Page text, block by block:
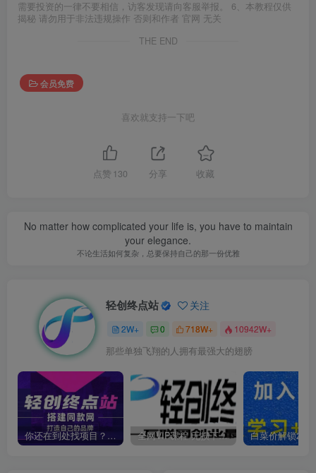
需要投资的一律不要相信，访客发现请向客服举报。 6、本教程仅供
揭秘 请勿用于非法违规操作 否则和作者 官网 无关
THE END
会员免费
喜欢就支持一下吧
点赞 130 分享 收藏
No matter how complicated your life is, you have to maintain
your elegance.
不论生活如何复杂，总要保持自己的那一份优雅
轻创终点站 关注
2W+ 0 718W+ 10942W+
那些单独飞翔的人拥有最强大的翅膀
你还在到处找项目？还在当韭菜？我靠卖项目一个月收入5万+，曾经我也是个失败者。 全网VIP课程 无损下载~